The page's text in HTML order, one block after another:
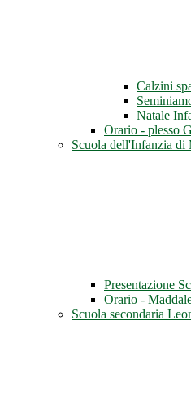
Calzini
Natale
Orario - plesso
Scuola dell'Infanzia di
Presentazione
Orario -
Scuola secondaria